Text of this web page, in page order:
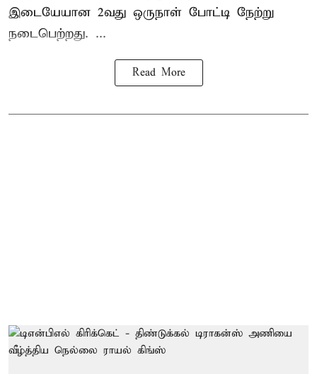
இடையேயான 2வது ஒருநாள் போட்டி நேற்று
நடைபெற்றது. ...
Read More